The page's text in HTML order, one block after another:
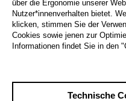
über die Ergonomie unserer
Nutzer*innenverhalten bietet.
klicken, stimmen Sie der
Cookies sowie jenen zur
Informationen findet Sie in den
Technische